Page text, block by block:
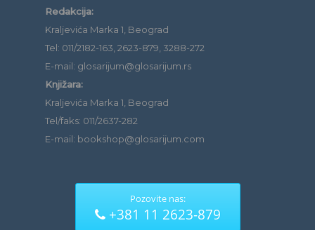
Redakcija:
Kraljevića Marka 1, Beograd
Tel: 011/2182-163, 2623-879, 3288-272
E-mail: glosarijum@glosarijum.rs
Knjižara:
Kraljevića Marka 1, Beograd
Tel/faks: 011/2637-282
E-mail: bookshop@glosarijum.com
Pozovite nas:
+381 11 2623-879